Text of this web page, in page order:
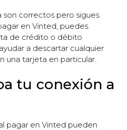
correctos pero sigues
en Vinted, puedes
de crédito o débito
a descartar cualquier
una tarjeta en particular.
tu conexión a
pagar en Vinted pueden